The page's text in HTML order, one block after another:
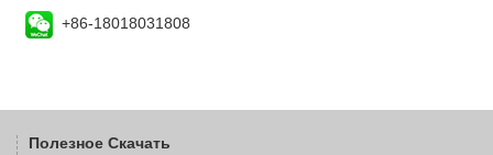
+86-18018031808
Полезное Скачать